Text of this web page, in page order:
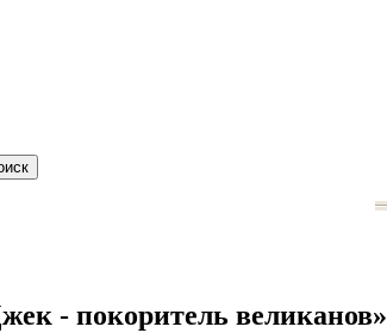
- покоритель великанов»